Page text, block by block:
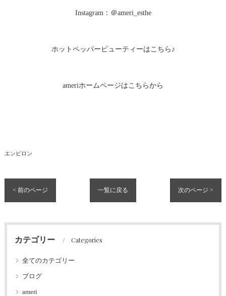
Instagram：＠ameri_esthe
ホットペッパービューティーはこちら♪
ameriホームページはこちらから
エンビロン
< 前のページ 一覧に戻る 次のページ >
カテゴリー Categories
全てのカテゴリー
ブログ
ameri